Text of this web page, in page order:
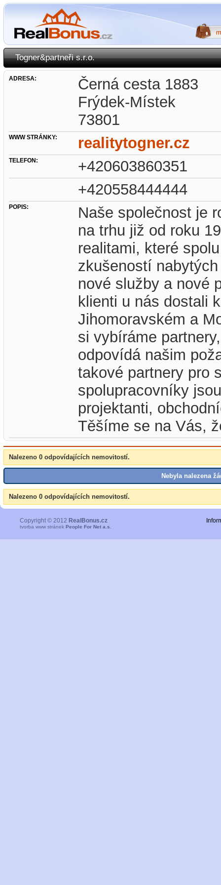
Togner&partneři s.r.o.
ADRESA:
Černá cesta 1883
Frýdek-Místek
73801
WWW STRÁNKY: realitytogner.cz
TELEFON:
+420603860351
+420558444444
POPIS:
Naše společnost je
na trhu již od roku
realitami, které
zkušeností
nové služby a nové
klienti u nás dostali
Jihomoravském a
si vybíráme
odpovídá našim
takové partnery pro
spolupracovníky
projektanti,
Těšíme se na Vás,
Nalezeno 0 odpovídajících nemovitostí.
Nebyla nalezena
Nalezeno 0 odpovídajících nemovitostí.
Copyright © 2012 RealBonus.cz
tvorba www stránek People For Net a.s.